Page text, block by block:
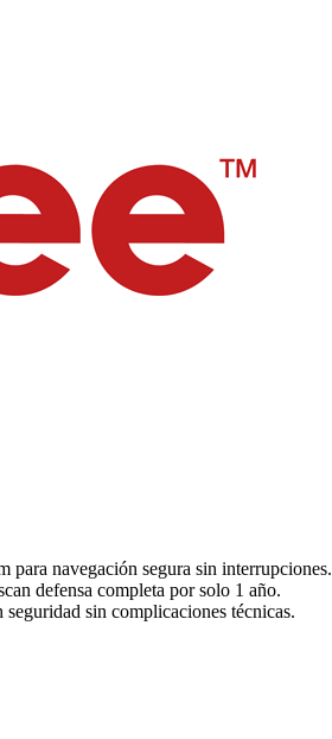
navegación segura sin interrupciones.
defensa completa por solo 1 año.
sin complicaciones técnicas.